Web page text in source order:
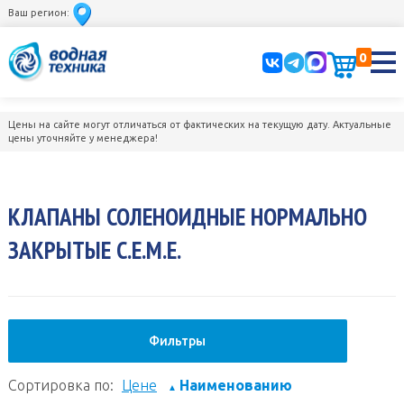
Ваш регион:
0
Цены на сайте могут отличаться от фактических на текущую дату. Актуальные
цены уточняйте у менеджера!
КЛАПАНЫ СОЛЕНОИДНЫЕ НОРМАЛЬНО
ЗАКРЫТЫЕ C.E.M.E.
Фильтры
Сортировка по: Цене ▲ Наименованию